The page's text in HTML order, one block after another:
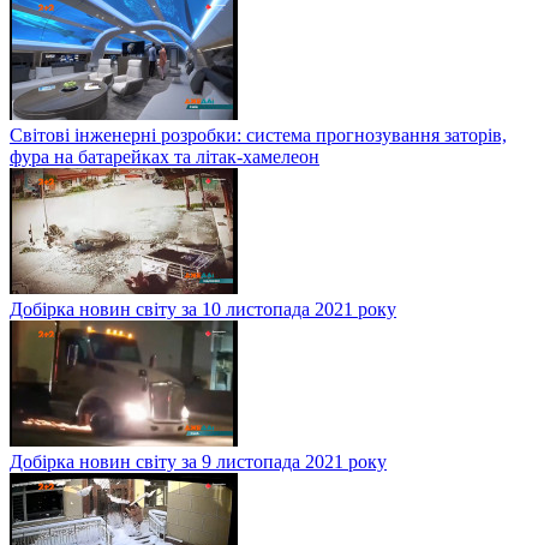
Світові інженерні розробки: система прогнозування заторів,
фура на батарейках та літак-хамелеон
Добірка новин світу за 10 листопада 2021 року
Добірка новин світу за 9 листопада 2021 року